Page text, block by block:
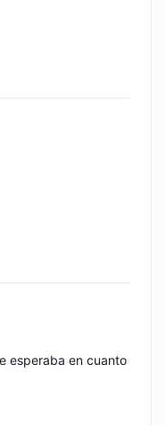
esperaba en cuanto